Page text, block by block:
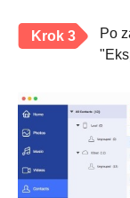
Krok 3
Po